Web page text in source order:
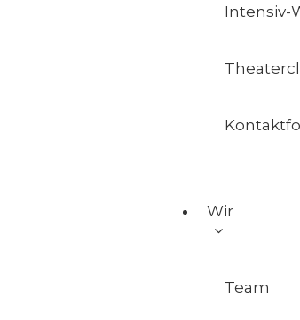
Intensiv-
Wir
Team